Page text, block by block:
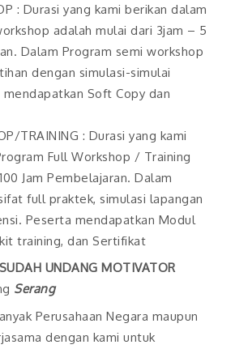
: Durasi yang kami berikan dalam
adalah mulai dari 3jam – 5
Dalam Program semi workshop
dengan simulasi-simulai
Soft Copy dan
TRAINING : Durasi yang kami
Full Workshop / Training
Jam Pembelajaran. Dalam
full praktek, simulasi lapangan
Peserta mendapatkan Modul
training, dan Sertifikat
UNDANG MOTIVATOR
Serang
Perusahaan Negara maupun
dengan kami untuk